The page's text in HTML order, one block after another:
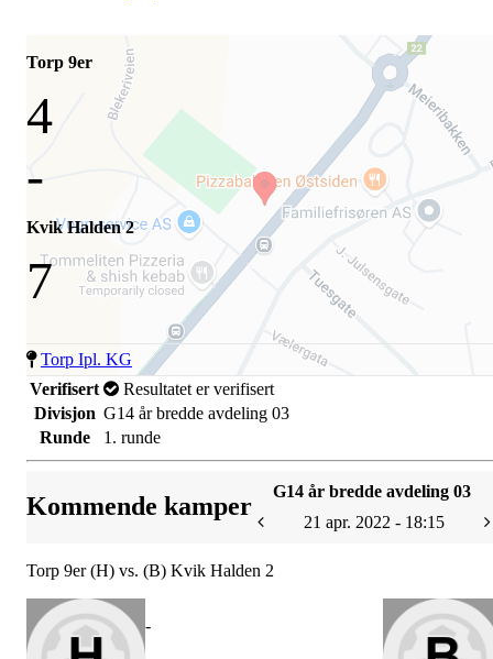
Torp 9er
4
-
Kvik Halden 2
7
Torp Ipl. KG
Verifisert
Resultatet er verifisert
Divisjon G14 år bredde avdeling 03
Runde
1. runde
Kommende kamper
G14 år bredde avdeling 03
21 apr. 2022 - 18:15
Torp 9er (H) vs. (B) Kvik Halden 2
-